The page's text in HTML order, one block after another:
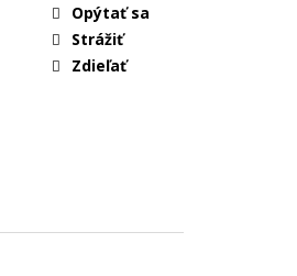
Opýtať sa
Strážiť
Zdieľať